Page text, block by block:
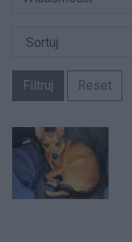
Filtruj Reset